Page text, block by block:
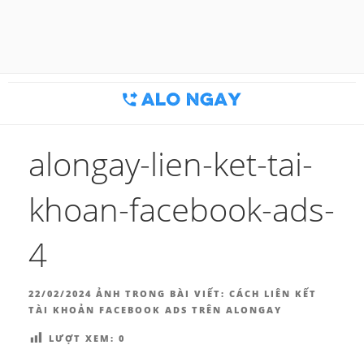
alongay-lien-ket-tai-
khoan-facebook-ads-
4
ĐĂNG
TRONG
22/02/2024 ẢNH TRONG BÀI VIẾT: CÁCH LIÊN KẾT
TÀI KHOẢN FACEBOOK ADS TRÊN ALONGAY
LƯỢT XEM: 0